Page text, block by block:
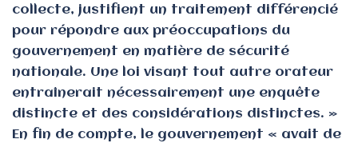
collecte, justifient un traitement différencié
pour répondre aux préoccupations du
gouvernement en matière de sécurité
nationale. Une loi visant tout autre orateur
entraînerait nécessairement une enquête
distincte et des considérations distinctes. »
En fin de compte, le gouvernement « avait de